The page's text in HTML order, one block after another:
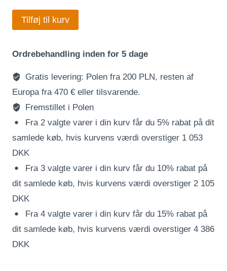
kranse
eller
stemninger
antal
Tilføj til kurv
Ordrebehandling inden for 5 dage
Gratis levering: Polen fra 200 PLN, resten af
Europa fra 470 € eller tilsvarende.
Fremstillet i Polen
Fra 2 valgte varer i din kurv får du 5% rabat på dit
samlede køb, hvis kurvens værdi overstiger 1 053
DKK
Fra 3 valgte varer i din kurv får du 10% rabat på
dit samlede køb, hvis kurvens værdi overstiger 2 105
DKK
Fra 4 valgte varer i din kurv får du 15% rabat på
dit samlede køb, hvis kurvens værdi overstiger 4 386
DKK